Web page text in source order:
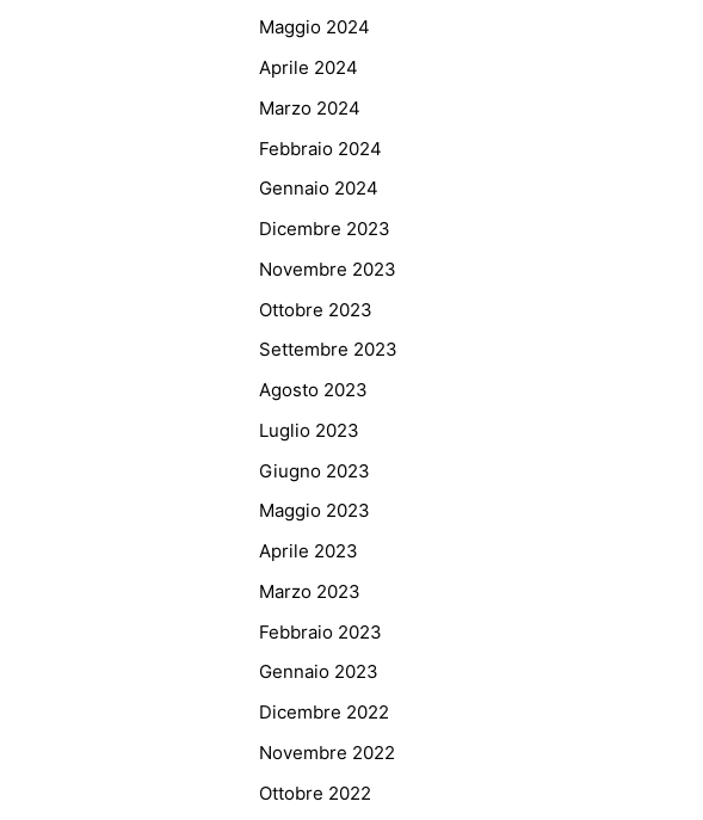
Maggio 2024
Aprile 2024
Marzo 2024
Febbraio 2024
Gennaio 2024
Dicembre 2023
Novembre 2023
Ottobre 2023
Settembre 2023
Agosto 2023
Luglio 2023
Giugno 2023
Maggio 2023
Aprile 2023
Marzo 2023
Febbraio 2023
Gennaio 2023
Dicembre 2022
Novembre 2022
Ottobre 2022